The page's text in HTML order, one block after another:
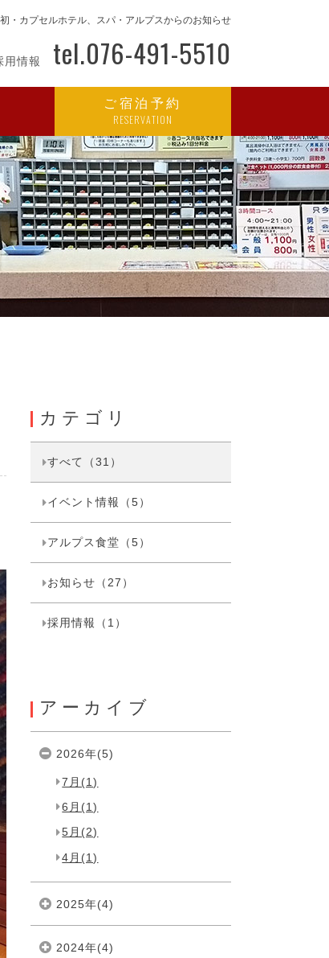
・カプセルホテル、スパ・アルプスからのお知らせ
tel.076-491-5510
用情報
ご宿泊予約
RESERVATION
カテゴリ
すべて（31）
イベント情報（5）
アルプス食堂（5）
お知らせ（27）
採用情報（1）
アーカイブ
2026年(5)
7月(1)
6月(1)
5月(2)
4月(1)
2025年(4)
2024年(4)